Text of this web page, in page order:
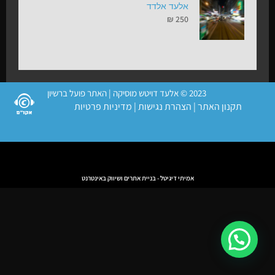
אלעד אלדד
₪ 250
2023 © אלעד דויטש מוסיקה | האתר פועל ברשיון
תקנון האתר| הצהרת נגישות| מדיניות פרטיות
אמיתי דיגיטל - בניית אתרים ושיווק באינטרנט